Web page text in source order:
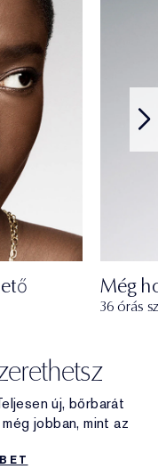
Még
36 órás
új, bőrbarát
jobban, mint az